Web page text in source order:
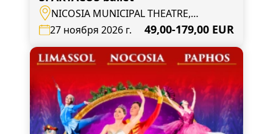
NICOSIA MUNICIPAL THEATRE,
Nicosia, Mouseiou Avenue 4
27 ноября 2026 г. 49,00-179,00 EUR